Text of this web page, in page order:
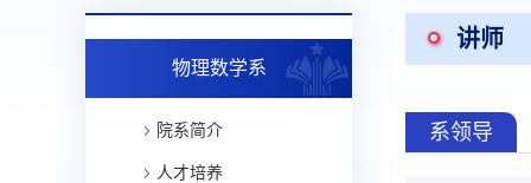
物理数学系
院系简介
人才培养
讲师
系领导